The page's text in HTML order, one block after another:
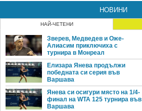
НОВИНИ
НАЙ-ЧЕТЕНИ
Зверев, Медведев и Оже-
Алиасим приключиха с
турнира в Монреал
Елизара Янева продължи
победната си серия във
Варшава
Янева си осигури място на 1/4-
финал на WTA 125 турнира във
Варшава